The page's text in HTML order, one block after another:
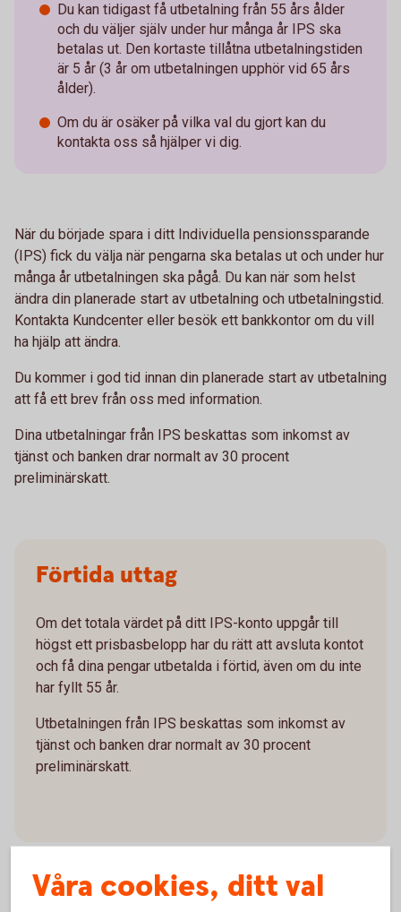
Du kan tidigast få utbetalning från 55 års ålder
och du väljer själv under hur många år IPS ska
betalas ut. Den kortaste tillåtna utbetalningstiden
är 5 år (3 år om utbetalningen upphör vid 65 års
ålder).
Om du är osäker på vilka val du gjort kan du
kontakta oss så hjälper vi dig.
När du började spara i ditt Individuella pensionssparande
(IPS) fick du välja när pengarna ska betalas ut och under hur
många år utbetalningen ska pågå. Du kan när som helst
ändra din planerade start av utbetalning och utbetalningstid.
Kontakta Kundcenter eller besök ett bankkontor om du vill
ha hjälp att ändra.
Du kommer i god tid innan din planerade start av utbetalning
att få ett brev från oss med information.
Dina utbetalningar från IPS beskattas som inkomst av
tjänst och banken drar normalt av 30 procent
preliminärskatt.
Förtida uttag
Om det totala värdet på ditt IPS-konto uppgår till
högst ett prisbasbelopp har du rätt att avsluta kontot
och få dina pengar utbetalda i förtid, även om du inte
har fyllt 55 år.
Utbetalningen från IPS beskattas som inkomst av
tjänst och banken drar normalt av 30 procent
preliminärskatt.
Våra cookies, ditt val